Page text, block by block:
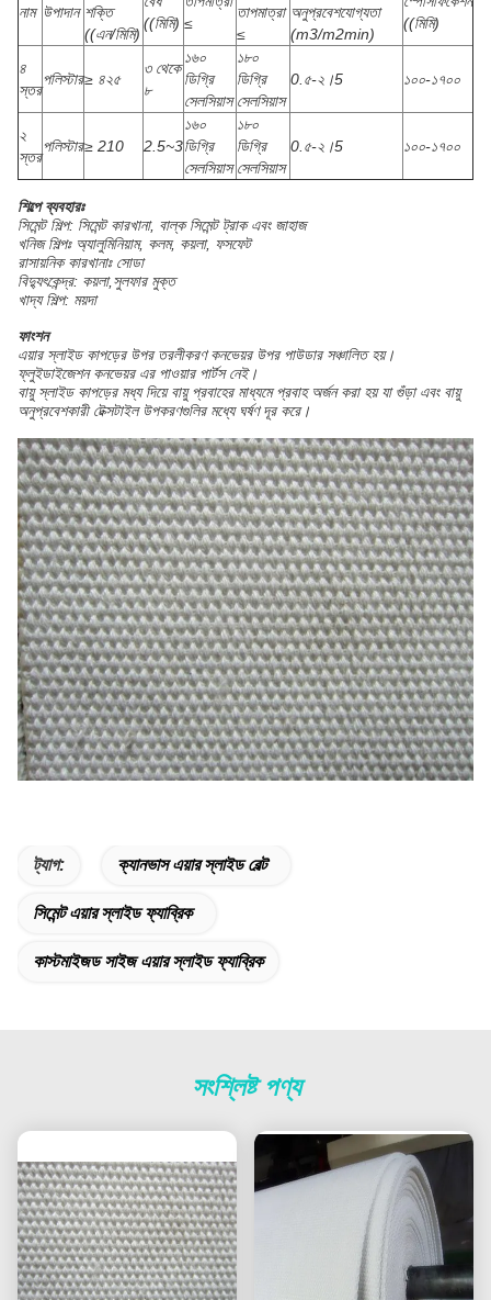
নাম উপাদান শক্তি
((এন/মিমি)
((মিমি) ≤
তাপমাত্রা
≤
অনুপ্রবেশযোগ্যতা
(m3/m2min)
((মিমি)
৪
স্তর
পলিস্টার≥ ৪২৫
৩ থেকে
৮
১৬০
ডিগ্রি
সেলসিয়াস
১৮০
ডিগ্রি
সেলসিয়াস
0.৫-২।5 ১০০-১৭০০
২
স্তর
পলিস্টার≥ 210 2.5~3
১৬০
ডিগ্রি
সেলসিয়াস
১৮০
ডিগ্রি
সেলসিয়াস
0.৫-২।5 ১০০-১৭০০
শিল্পে ব্যবহারঃ
সিমেন্ট শিল্প: সিমেন্ট কারখানা, বাল্ক সিমেন্ট ট্রাক এবং জাহাজ
খনিজ শিল্পঃ অ্যালুমিনিয়াম, কলম, কয়লা, ফসফেট
রাসায়নিক কারখানাঃ সোডা
বিদ্যুৎকেন্দ্র: কয়লা,সুলফার মুক্ত
খাদ্য শিল্প: ময়দা
ফাংশন
এয়ার স্লাইড কাপড়ের উপর তরলীকরণ কনভেয়র উপর পাউডার সঞ্চালিত হয়।
ফ্লুইডাইজেশন কনভেয়র এর পাওয়ার পার্টস নেই।
বায়ু স্লাইড কাপড়ের মধ্য দিয়ে বায়ু প্রবাহের মাধ্যমে প্রবাহ অর্জন করা হয় যা গুঁড়া এবং বায়ু
অনুপ্রবেশকারী টেক্সটাইল উপকরণগুলির মধ্যে ঘর্ষণ দূর করে।